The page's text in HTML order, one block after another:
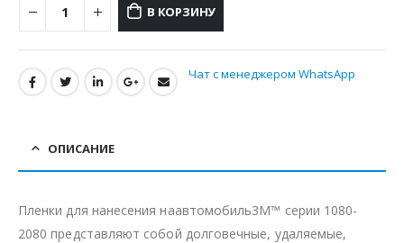
В КОРЗИНУ
Чат с менеджером WhatsApp
ОПИСАНИЕ
Пленки для нанесения наавтомобиль3M™ серии 1080-
2080 представляют собой долговечные, удаляемые,